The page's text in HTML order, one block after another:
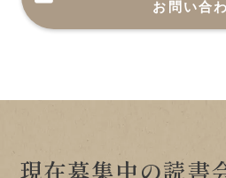
お問い合
現在募集中の読書